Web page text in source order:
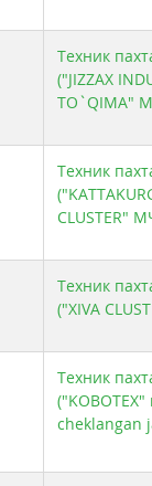
Техник
("JIZZAX
TO`QIMA"
Техник
CLUSTER"
Техник
("XIVA
Техник
cheklangan